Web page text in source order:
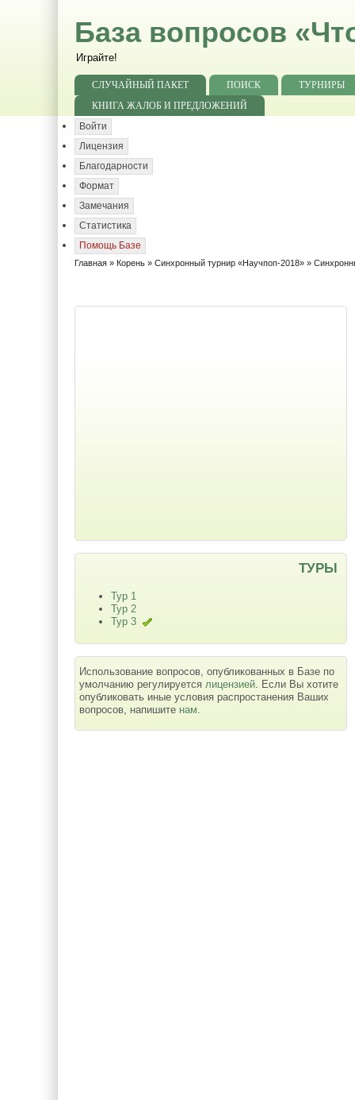
База вопросов
Играйте!
СЛУЧАЙНЫЙ ПАКЕТ ПОИСК
ТУРНИРЫ
КНИГА ЖАЛОБ И ПРЕДЛОЖЕНИЙ
Войти
Лицензия
Благодарности
Формат
Замечания
Статистика
Помощь Базе
Главная » Корень » Синхронный турнир «Научпоп-2018» »
ТУРЫ
Тур 1
Тур 2
Тур 3
Использование вопросов, опубликованных в Базе по
умолчанию регулируется лицензией. Если Вы хотите
опубликовать иные условия распростанения Ваших
вопросов, напишите нам.